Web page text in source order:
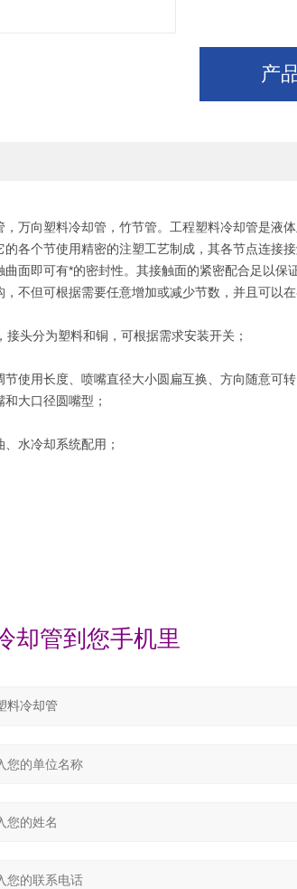
产
万向塑料冷却管，竹节管。工程塑料冷却管是液
各个节使用精密的注塑工艺制成，其各节点连接
面即可有*的密封性。其接触面的紧密配合足以
不但可根据需要任意增加或减少节数，并且可以
头分为塑料和铜，可根据需求安装开关；
使用长度、喷嘴直径大小圆扁互换、方向随意可
大口径圆嘴型；
水冷却系统配用；
却管到您手机里